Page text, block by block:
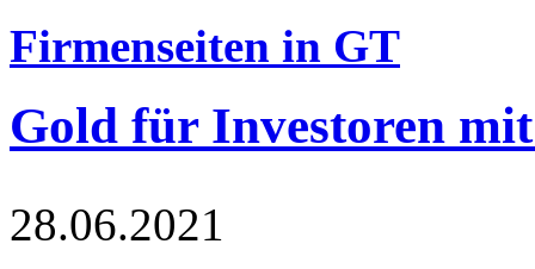
Firmenseiten in GT
Gold für Investoren
28.06.2021